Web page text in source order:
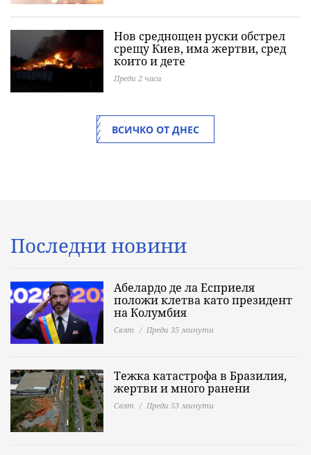
Нов среднощен руски обстрел
срещу Киев, има жертви, сред
които и дете
Преди 2 часа
ВСИЧКО ОТ ДНЕС
Последни новини
Абелардо де ла Есприеля
положи клетва като президент
на Колумбия
Свят Преди 35 минути
Тежка катастрофа в Бразилия,
жертви и много ранени
Свят Преди 53 минути